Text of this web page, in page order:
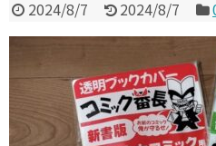
2024/8/7 2024/8/7